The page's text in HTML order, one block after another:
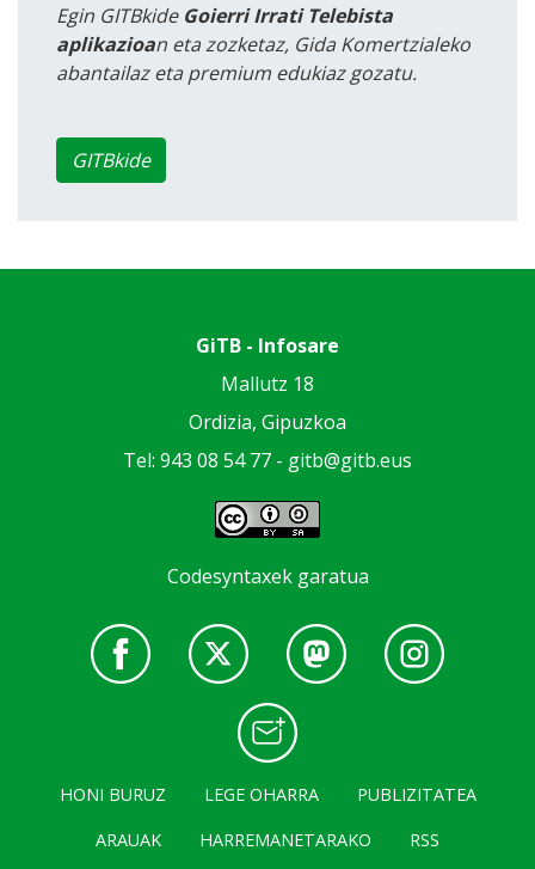
Egin GITBkide Goierri Irrati Telebista
aplikazioan eta zozketaz, Gida Komertzialeko
abantailaz eta premium edukiaz gozatu.
GITBkide
GiTB - Infosare
Mallutz 18
Ordizia, Gipuzkoa
Tel: 943 08 54 77 - gitb@gitb.eus
Codesyntaxek garatua
HONI BURUZ LEGE OHARRA
PUBLIZITATEA
ARAUAK
HARREMANETARAKO RSS